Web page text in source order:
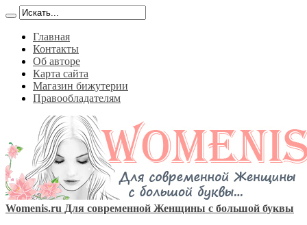
Главная
Контакты
Об авторе
Карта сайта
Магазин бижутерии
Правообладателям
Womenis.ru Для современной Женщины с большой буквы